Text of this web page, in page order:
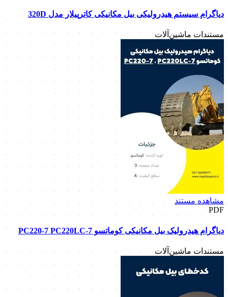
دیاگرام سیستم هیدرولیکی بیل مکانیکی کاترپیلار مدل 320D
مستندات ماشین‌آلات
مشاهده مستند
PDF
دیاگرام هیدرولیک بیل مکانیکی کوماتسو PC220-7 PC220LC-7
مستندات ماشین‌آلات